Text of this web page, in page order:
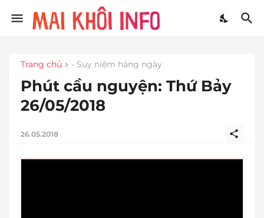
Trang chủ - Suy niệm hàng ngày
Phút cầu nguyện: Thứ Bảy
26/05/2018
26.05.2018